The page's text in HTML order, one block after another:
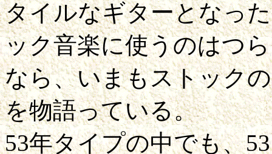
タイルなギターとなっ
ック音楽に使うのはつ
なら、いまもストック
を物語っている。
53年タイプの中でも、